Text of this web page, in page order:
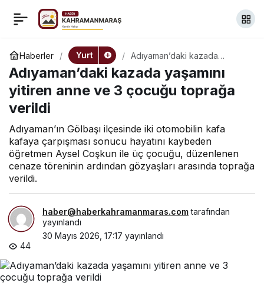
Haberler Yurt
Adıyaman’daki kazada
yaşamını yitiren anne ve 3
çocuğu toprağa verildi
Adıyaman’daki kazada yaşamını
yitiren anne ve 3 çocuğu toprağa
verildi
Adıyaman’ın Gölbaşı ilçesinde iki otomobilin kafa
kafaya çarpışması sonucu hayatını kaybeden
öğretmen Aysel Coşkun ile üç çocuğu, düzenlenen
cenaze töreninin ardından gözyaşları arasında toprağa
verildi.
haber@haberkahramanmaras.comtarafından
yayınlandı
30 Mayıs 2026, 17:17 yayınlandı
44
Ordu Fatsa’da etkili olan
yağış nedeniyle köprüde
hasar oluştu, bağlantı
yolları kapandı
Paylaş